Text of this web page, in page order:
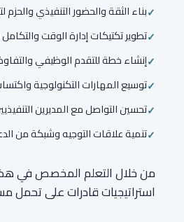
بناء الثقة والحضور التنفيذي والحزم
تطوير تكتيكات إدارة الوقت
إنشاء خطة للتقدم الوظيفي
توسيع المهارات التكنولوجية
تحسين التواصل مع المديرين
تنمية علاقات التوجيه وشبكة من
من خلال التعلم المخصص في هذه
استراتيجيات قادرات على تحمل